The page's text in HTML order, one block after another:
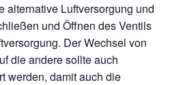
alternative Luftversorgung und
und Öffnen des Ventils
Der Wechsel von
die andere sollte auch
werden, damit auch die